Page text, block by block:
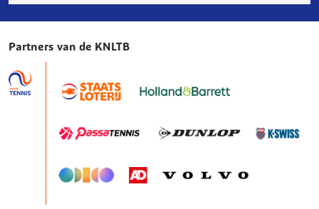
Partners van de KNLTB